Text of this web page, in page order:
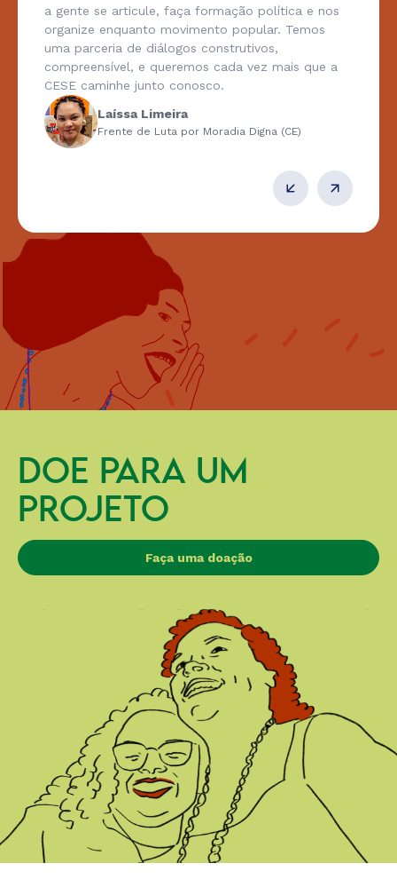
a gente se articule, faça formação política e nos
organize enquanto movimento popular. Temos
uma parceria de diálogos construtivos,
compreensível, e queremos cada vez mais que a
CESE caminhe junto conosco.
Laíssa Limeira
Frente de Luta por Moradia Digna (CE)
DOE PARA UM
PROJETO
Faça uma doação